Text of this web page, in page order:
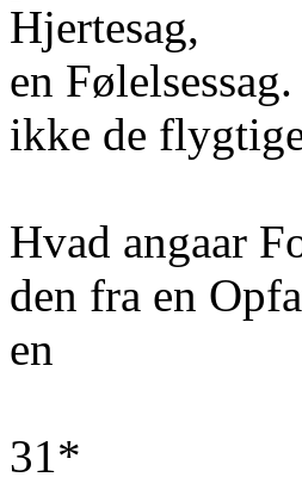
Hjertesag,
en
ikke de
Hvad angaar
den fra en
en
31*